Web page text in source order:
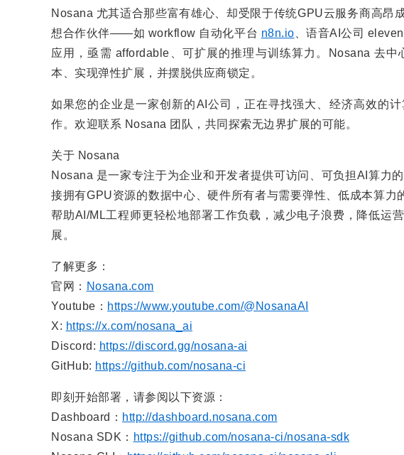
Nosana 尤其适合那些富有雄心、却受限于传统GPU云服务商高昂
想合作伙伴——如 workflow 自动化平台 n8n.io 、语音AI公司
应用，亟需 affordable、可扩展的推理与训练算力。Nosana 去
本、实现弹性扩展，并摆脱供应商锁定。
如果您的企业是一家创新的AI公司，正在寻找强大、经济高效的
作。欢迎联系 Nosana 团队，共同探索无边界扩展的可能。
关于 Nosana
Nosana 是一家专注于为企业和开发者提供可访问、可负担AI算力
接拥有GPU资源的数据中心、硬件所有者与需要弹性、低成本算
帮助AI/ML工程师更轻松地部署工作负载，减少电子浪费，降低运
展。
了解更多：
官网： Nosana.com
Youtube： https://www.youtube.com/@NosanaAI
X: https://x.com/nosana_ai
Discord: https://discord.gg/nosana-ai
GitHub: https://github.com/nosana-ci
即刻开始部署，请参阅以下资源：
Dashboard： http://dashboard.nosana.com
Nosana SDK： https://github.com/nosana-ci/nosana-sdk